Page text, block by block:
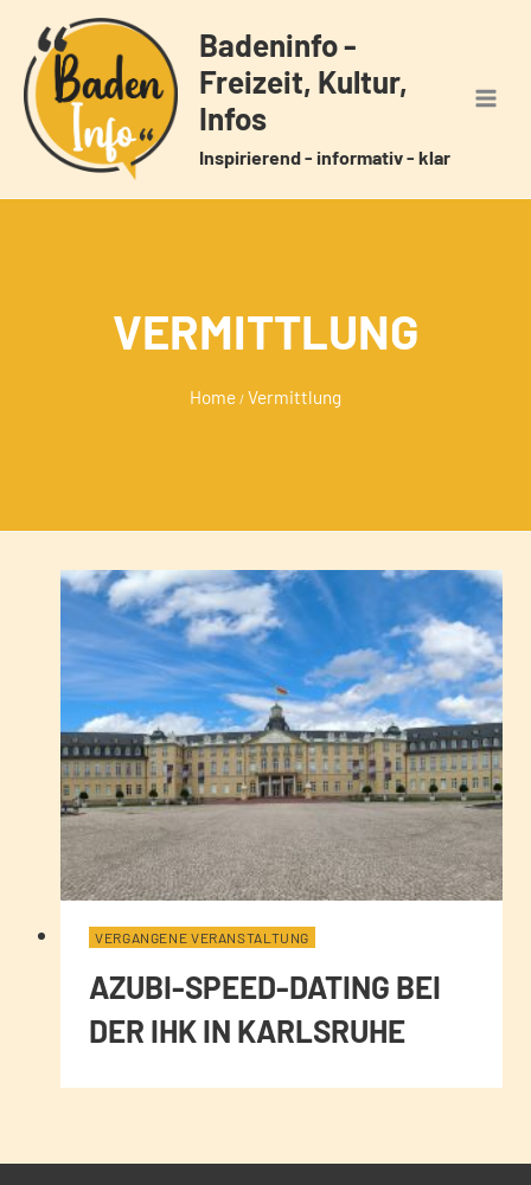
Inhalt
springen
Badeninfo -
Freizeit, Kultur,
Infos
Inspirierend - informativ - klar
VERMITTLUNG
Home / Vermittlung
VERGANGENE VERANSTALTUNG
AZUBI-SPEED-DATING BEI
DER IHK IN KARLSRUHE